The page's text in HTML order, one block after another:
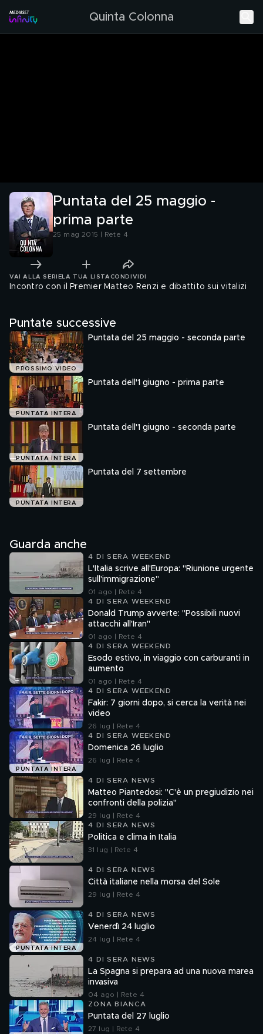
Quinta Colonna
Puntata del 25 maggio -
prima parte
25 mag 2015 | Rete 4
VAI ALLA SERIE LA TUA LISTA CONDIVIDI
Incontro con il Premier Matteo Renzi e dibattito sui vitalizi
Puntate successive
PROSSIMO VIDEO
Puntata del 25 maggio - seconda parte
PUNTATA INTERA
Puntata dell'1 giugno - prima parte
PUNTATA INTERA
Puntata dell'1 giugno - seconda parte
PUNTATA INTERA
Puntata del 7 settembre
Guarda anche
4 DI SERA WEEKEND
L'Italia scrive all'Europa: "Riunione urgente
sull'immigrazione"
01 ago | Rete 4
4 DI SERA WEEKEND
Donald Trump avverte: "Possibili nuovi
attacchi all'Iran"
01 ago | Rete 4
4 DI SERA WEEKEND
Esodo estivo, in viaggio con carburanti in
aumento
01 ago | Rete 4
4 DI SERA WEEKEND
Fakir: 7 giorni dopo, si cerca la verità nei
video
26 lug | Rete 4
PUNTATA INTERA
4 DI SERA WEEKEND
Domenica 26 luglio
26 lug | Rete 4
4 DI SERA NEWS
Matteo Piantedosi: "C'è un pregiudizio nei
confronti della polizia"
29 lug | Rete 4
4 DI SERA NEWS
Politica e clima in Italia
31 lug | Rete 4
4 DI SERA NEWS
Città italiane nella morsa del Sole
29 lug | Rete 4
PUNTATA INTERA
4 DI SERA NEWS
Venerdì 24 luglio
24 lug | Rete 4
4 DI SERA NEWS
La Spagna si prepara ad una nuova marea
invasiva
04 ago | Rete 4
ZONA BIANCA
Puntata del 27 luglio
27 lug | Rete 4